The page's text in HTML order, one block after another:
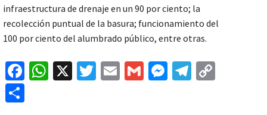
infraestructura de drenaje en un 90 por ciento; la
recolección puntual de la basura; funcionamiento del
100 por ciento del alumbrado público, entre otras.
Fa W X
T
E
G
M Te